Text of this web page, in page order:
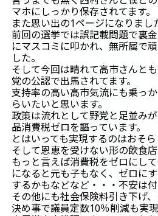
マホにしっかり保存されてます。
また思い出の1ページになりまし
前回の選挙では誤記載問題で裏
にマスコミに叩かれ、無所属で
した。
そして今回は晴れて高市さんと
党の公認で出馬されてます。
支持率の高い高市気流にも乗っ
らいたいと思います。
政策は流れとして野党と足並み
品消費税ゼロを謳っています。
とはいっても実現するのはおそ
そして恩恵を受けない形の飲食店
もっと言えば消費税をゼロにし
になると元も子もなく、ゼロに
するかもなどなど・・・不安は付
その他にも社会保険料引き下げ
決め事で議員定数10％削減も実